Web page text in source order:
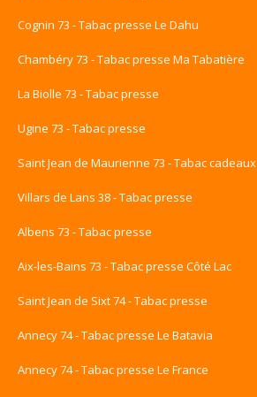
Cognin 73 - Tabac presse Le Dahu
Chambéry 73 - Tabac presse Ma Tabatière
La Biolle 73 - Tabac presse
Ugine 73 - Tabac presse
Saint Jean de Maurienne 73 - Tabac cadeaux
Villars de Lans 38 - Tabac presse
Albens 73 - Tabac presse
Aix-les-Bains 73 - Tabac presse Côté Lac
Saint Jean de Sixt 74 - Tabac presse
Annecy 74 - Tabac presse Le Batavia
Annecy 74 - Tabac presse Le France